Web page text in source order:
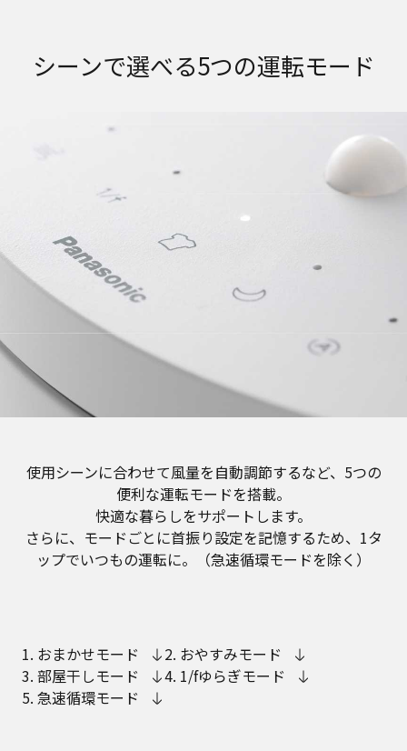
シーンで選べる5つの運転モード
使用シーンに合わせて風量を自動調節するなど、5つの
便利な運転モードを搭載。
快適な暮らしをサポートします。
さらに、モードごとに首振り設定を記憶するため、1タ
ップでいつもの運転に。（急速循環モードを除く）
1. おまかせモード
2. おやすみモード
3. 部屋干しモード
4. 1/fゆらぎモード
5. 急速循環モード